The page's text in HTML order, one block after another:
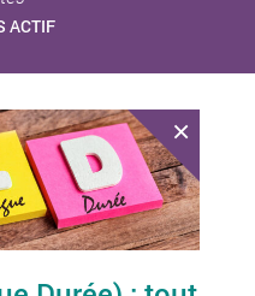
ACTIF
×